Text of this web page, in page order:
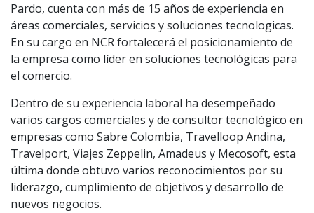
Pardo, cuenta con más de 15 años de experiencia en
áreas comerciales, servicios y soluciones tecnologicas.
En su cargo en NCR fortalecerá el posicionamiento de
la empresa como líder en soluciones tecnológicas para
el comercio.
Dentro de su experiencia laboral ha desempeñado
varios cargos comerciales y de consultor tecnológico en
empresas como Sabre Colombia, Travelloop Andina,
Travelport, Viajes Zeppelin, Amadeus y Mecosoft, esta
última donde obtuvo varios reconocimientos por su
liderazgo, cumplimiento de objetivos y desarrollo de
nuevos negocios.